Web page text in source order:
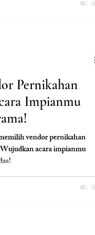
Pernikahan
Impianmu
vendor pernikahan
acara impianmu